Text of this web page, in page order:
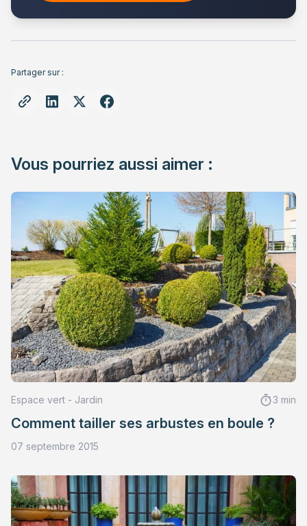
Partager sur :
Vous pourriez aussi aimer :
Espace vert - Jardin 3 min
Comment tailler ses arbustes en boule ?
07 septembre 2015